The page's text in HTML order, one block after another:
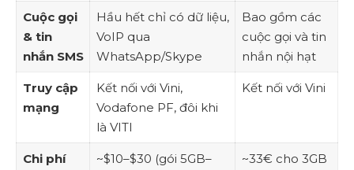
Cuộc gọi
& tin
nhắn SMS
Hầu hết chỉ có dữ liệu,
VoIP qua
WhatsApp/Skype
Bao gồm các
cuộc gọi và tin
nhắn nội hạt
Truy cập
mạng
Kết nối với Vini,
Vodafone PF, đôi khi
là VITI
Kết nối với Vini
Chi phí
~$10–$30 (gói 5GB–
~33€ cho 3GB